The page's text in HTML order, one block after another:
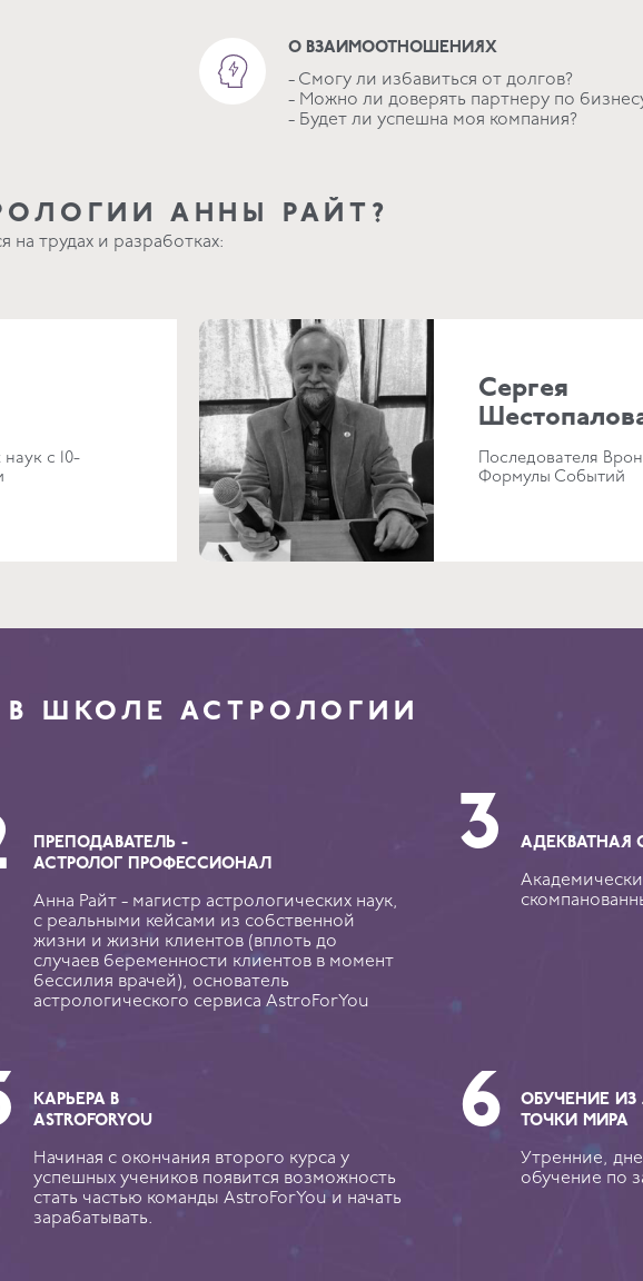
О ВЗАИМООТНОШЕНИЯХ
- Смогу ли избавиться от долгов?
- Можно ли доверять партнеру по
- Будет ли успешна моя компания?
АННЫ РАЙТ?
трудах и разработках:
с 10-
Сергея
Последователя
Формулы Событий
ШКОЛЕ АСТРОЛОГИИ
ПРЕПОДАВАТЕЛЬ -
АСТРОЛОГ ПРОФЕССИОНАЛ
Анна Райт - магистр астрологических наук,
с реальными кейсами из собственной
жизни и жизни клиентов (вплоть до
случаев беременности клиентов в момент
бессилия врачей), основатель
астрологического сервиса AstroForYou
АДЕКВАТНАЯ
КАРЬЕРА В
ASTROFORYOU
Начиная с окончания второго курса у
успешных учеников появится возможность
стать частью команды AstroForYou и начать
зарабатывать.
ОБУЧЕНИЕ
ТОЧКИ МИРА
Утренние,
обучение по